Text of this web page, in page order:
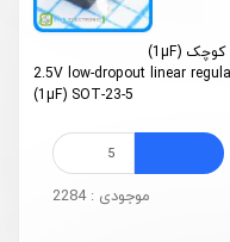
2.5V low-dropout linear
(1µF) SOT-23-5
موجودی : 2284